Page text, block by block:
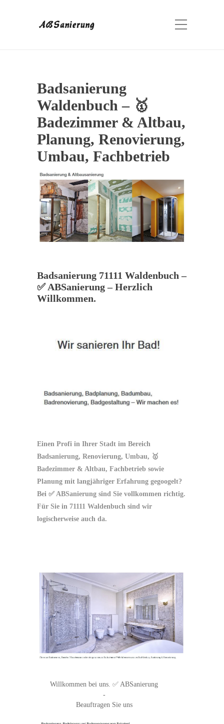
Badsanierung
Waldenbuch – 🥇
Badezimmer & Altbau,
Planung, Renovierung,
Umbau, Fachbetrieb
Badsanierung 71111 Waldenbuch –
✅ ABSanierung – Herzlich
Willkommen.
Einen Profi in Ihrer Stadt im Bereich
Badsanierung, Renovierung, Umbau, 🥇
Badezimmer & Altbau, Fachbetrieb sowie
Planung mit langjähriger Erfahrung gegoogelt?
Bei ✅ ABSanierung sind Sie vollkommen richtig.
Für Sie in 71111 Waldenbuch sind wir
logischerweise auch da.
Willkommen bei uns. ✅ ABSanierung
-
Beauftragen Sie uns